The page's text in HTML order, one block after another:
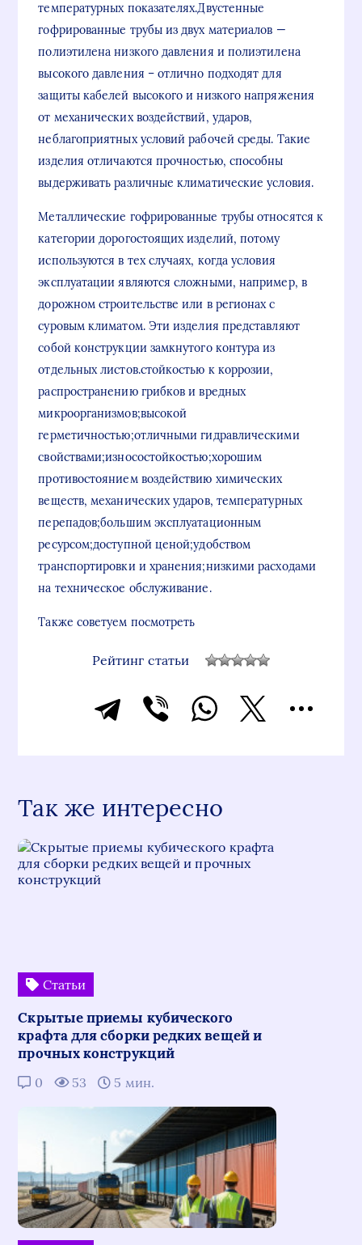
температурных показателях.Двустенные
гофрированные трубы из двух материалов —
полиэтилена низкого давления и полиэтилена
высокого давления – отлично подходят для
защиты кабелей высокого и низкого напряжения
от механических воздействий, ударов,
неблагоприятных условий рабочей среды. Такие
изделия отличаются прочностью, способны
выдерживать различные климатические условия.
Металлические гофрированные трубы относятся к
категории дорогостоящих изделий, потому
используются в тех случаях, когда условия
эксплуатации являются сложными, например, в
дорожном строительстве или в регионах с
суровым климатом. Эти изделия представляют
собой конструкции замкнутого контура из
отдельных листов.стойкостью к коррозии,
распространению грибков и вредных
микроорганизмов;высокой
герметичностью;отличными гидравлическими
свойствами;износостойкостью;хорошим
противостоянием воздействию химических
веществ, механических ударов, температурных
перепадов;большим эксплуатационным
ресурсом;доступной ценой;удобством
транспортировки и хранения;низкими расходами
на техническое обслуживание.
Также советуем посмотреть
Рейтинг статьи
Так же интересно
Статьи
Скрытые приемы кубического
крафта для сборки редких вещей и
прочных конструкций
0 53 5 мин.